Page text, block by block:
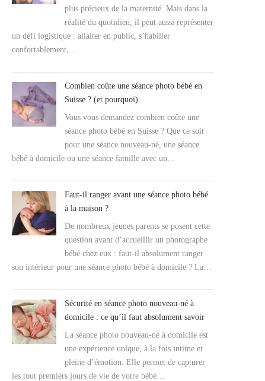
plus précieux de la maternité. Mais dans la
réalité du quotidien, il peut aussi représenter
un défi logistique : allaiter en public, s’habiller
confortablement,…
Combien coûte une séance photo bébé en
Suisse ? (et pourquoi)
Vous vous demandez combien coûte une
séance photo bébé en Suisse ? Que ce soit
pour une séance nouveau-né, une séance
bébé à domicile ou une séance famille avec un…
Faut-il ranger avant une séance photo bébé
à la maison ?
De nombreux jeunes parents se posent cette
question avant d’accueillir un photographe
bébé chez eux : faut-il absolument ranger
son intérieur pour une séance photo bébé à domicile ? La…
Sécurité en séance photo nouveau-né à
domicile : ce qu’il faut absolument savoir
La séance photo nouveau-né à domicile est
une expérience unique, à la fois intime et
pleine d’émotion. Elle permet de capturer
les tout premiers jours de vie de votre bébé…